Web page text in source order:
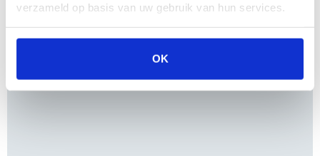
verzameld op basis van uw gebruik van hun services.
OK